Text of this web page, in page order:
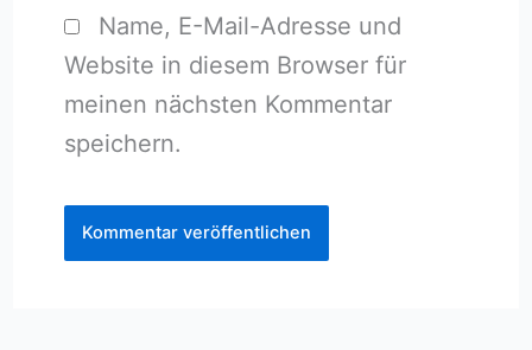
Name, E-Mail-Adresse und
Website in diesem Browser für
meinen nächsten Kommentar
speichern.